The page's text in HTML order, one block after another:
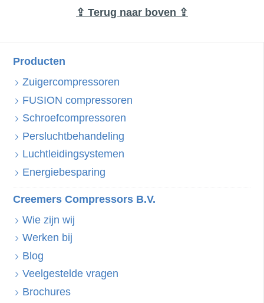
⇪ Terug naar boven ⇪
Producten
Zuigercompressoren
FUSION compressoren
Schroefcompressoren
Persluchtbehandeling
Luchtleidingsystemen
Energiebesparing
Creemers Compressors B.V.
Wie zijn wij
Werken bij
Blog
Veelgestelde vragen
Brochures